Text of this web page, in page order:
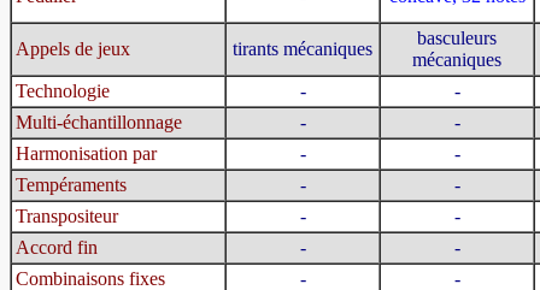
Appels de jeux tirants mécaniques
basculeurs
mécaniques
Technologie
-
-
Multi-échantillonnage
-
-
Harmonisation par
-
-
Tempéraments
-
-
Transpositeur
-
-
Accord fin
-
-
Combinaisons fixes
-
-